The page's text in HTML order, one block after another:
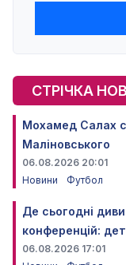
СТРІЧКА
Мохамед Салах
Маліновського
06.08.2026 20:01
Новини
Футбол
Де сьогодні
конференцій:
06.08.2026 17:01